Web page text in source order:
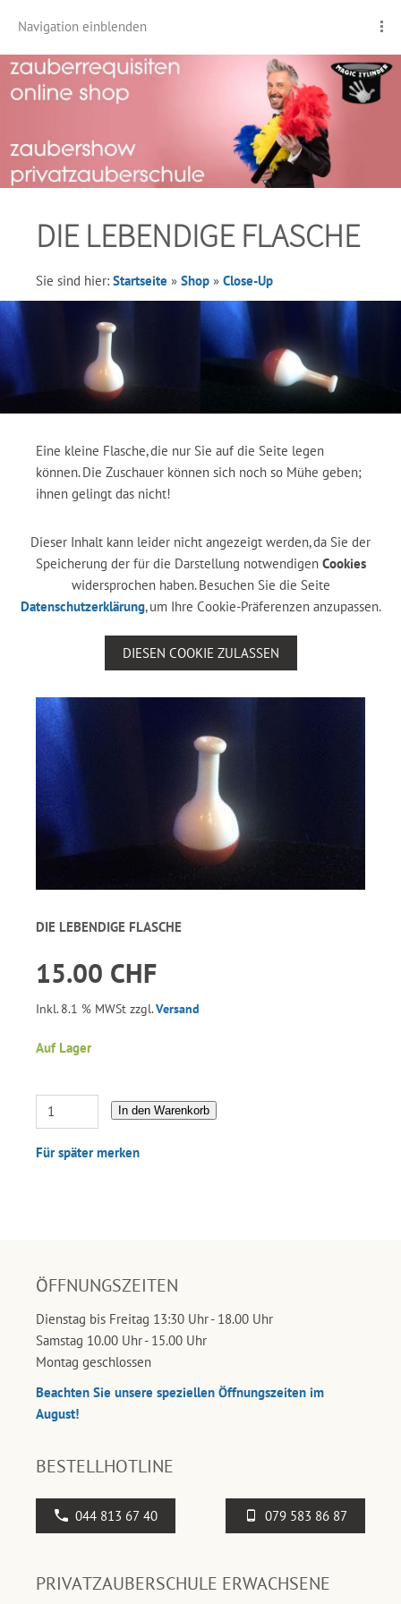
Navigation einblenden
DIE LEBENDIGE FLASCHE
Sie sind hier: Startseite » Shop » Close-Up
Eine kleine Flasche, die nur Sie auf die Seite legen
können. Die Zuschauer können sich noch so Mühe geben;
ihnen gelingt das nicht!
Dieser Inhalt kann leider nicht angezeigt werden, da Sie der
Speicherung der für die Darstellung notwendigen Cookies
widersprochen haben. Besuchen Sie die Seite
Datenschutzerklärung, um Ihre Cookie-Präferenzen anzupassen.
DIESEN COOKIE ZULASSEN
DIE LEBENDIGE FLASCHE
15.00 CHF
Inkl. 8.1 % MWSt zzgl.Versand
Auf Lager
In den Warenkorb
Für später merken
ÖFFNUNGSZEITEN
Dienstag bis Freitag 13:30 Uhr - 18.00 Uhr
Samstag 10.00 Uhr - 15.00 Uhr
Montag geschlossen
Beachten Sie unsere speziellen Öffnungszeiten im
August!
BESTELLHOTLINE
044 813 67 40 079 583 86 87
PRIVATZAUBERSCHULE ERWACHSENE